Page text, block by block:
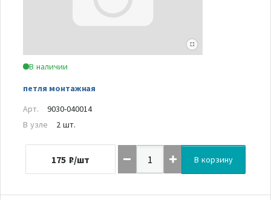
В наличии
петля монтажная
Арт.
9030-040014
В узле
2 шт.
175 ₽/шт В корзину